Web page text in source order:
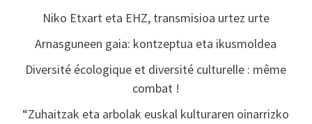
Niko Etxart eta EHZ, transmisioa urtez urte
Arnasguneen gaia: kontzeptua eta ikusmoldea
Diversité écologique et diversité culturelle : même
combat !
“Zuhaitzak eta arbolak euskal kulturaren oinarrizko